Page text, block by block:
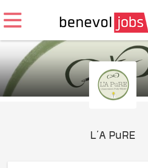
L’A PuRE